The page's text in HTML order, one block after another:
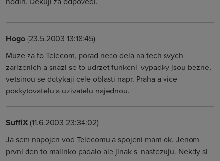
Hogo(23.5.2003 13:18:45)
Muze za to Telecom, porad neco dela na tech svych
zarizenich a snazi se to udrzet funkcni, vypadky jsou bezne,
vetsinou se dotykaji cele oblasti napr. Praha a vice
poskytovatelu a uzivatelu najednou.
SuffiX(11.6.2003 23:34:02)
Ja sem napojen vod Telecomu a spojeni mam ok. Jenom
prvni den to malinko padalo ale jinak si nastezuju. Nekdy si